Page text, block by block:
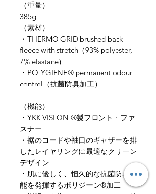
（重量）
385g
​（素材）
​・THERMO GRID brushed back
fleece with stretch（93% polyester,
7% elastane）
・POLYGIENE® permanent odour
control（抗菌防臭加工）
（​機能）
・YKK VISLON ®製フロント・ファ
スナー
・裾のコードや袖口のギャザーを排
したレイヤリングに最適なクリーン
デザイン
・肌に優しく、恒久的な抗菌防臭性
能を発揮するポリジーン®加工